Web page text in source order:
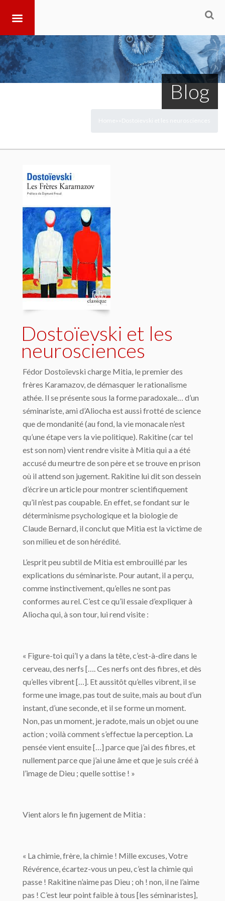
Blog
Dostoïevski et les
neurosciences
Fédor Dostoïevski charge Mitia, le premier des
frères Karamazov, de démasquer le rationalisme
athée. Il se présente sous la forme paradoxale… d’un
séminariste, ami d’Aliocha est aussi frotté de science
que de mondanité (au fond, la vie monacale n’est
qu’une étape vers la vie politique). Rakitine (car tel
est son nom) vient rendre visite à Mitia qui a a été
accusé du meurtre de son père et se trouve en prison
où il attend son jugement. Rakitine lui dit son dessein
d’écrire un article pour montrer scientifiquement
qu’il n’est pas coupable. En effet, se fondant sur le
déterminisme psychologique et la biologie de
Claude Bernard, il conclut que Mitia est la victime de
son milieu et de son hérédité.
L’esprit peu subtil de Mitia est embrouillé par les
explications du séminariste. Pour autant, il a perçu,
comme instinctivement, qu’elles ne sont pas
conformes au rel. C’est ce qu’il essaie d’expliquer à
Aliocha qui, à son tour, lui rend visite :
« Figure-toi qui’l y a dans la tête, c’est-à-dire dans le
cerveau, des nerfs […. Ces nerfs ont des fibres, et dès
qu’elles vibrent […]. Et aussitôt qu’elles vibrent, il se
forme une image, pas tout de suite, mais au bout d’un
instant, d’une seconde, et il se forme un moment.
Non, pas un moment, je radote, mais un objet ou une
action ; voilà comment s’effectue la perception. La
pensée vient ensuite […] parce que j’ai des fibres, et
nullement parce que j’ai une âme et que je suis créé à
l’image de Dieu ; quelle sottise ! »
Vient alors le fin jugement de Mitia :
« La chimie, frère, la chimie ! Mille excuses, Votre
Révérence, écartez-vous un peu, c’est la chimie qui
passe ! Rakitine n’aime pas Dieu ; oh ! non, il ne l’aime
pas ! C’est leur point faible à tous [les séminaristes],